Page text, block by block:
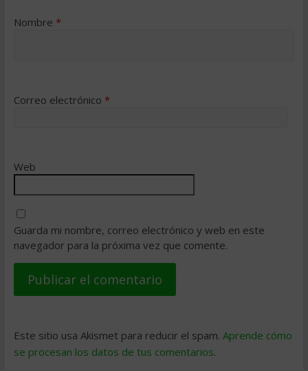
Nombre *
Correo electrónico *
Web
Guarda mi nombre, correo electrónico y web en este
navegador para la próxima vez que comente.
Este sitio usa Akismet para reducir el spam. Aprende cómo
se procesan los datos de tus comentarios.